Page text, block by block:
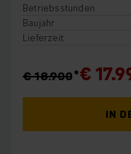
Betriebsstunden
Baujahr
Lieferzeit
€ 18.900 €
IN